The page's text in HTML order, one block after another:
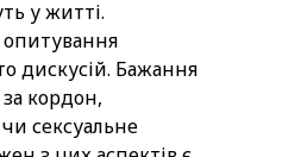
у житті.
дискусій. Бажання
кордон,
сексуальне